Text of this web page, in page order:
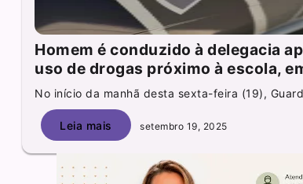
Homem é conduzido à delegacia
uso de drogas próximo à escola,
No início da manhã desta sexta-feira (19),
Leia mais setembro 19, 2025